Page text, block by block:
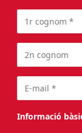
Informació